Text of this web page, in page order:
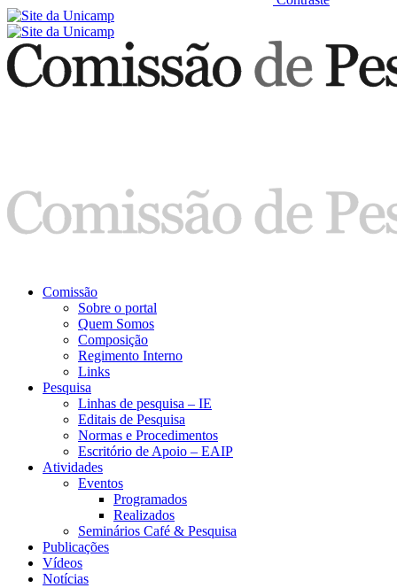
Comissão
Sobre o portal
Quem Somos
Composição
Regimento Interno
Links
Pesquisa
Linhas de pesquisa – IE
Editais de Pesquisa
Normas e Procedimentos
Escritório de Apoio – EAIP
Atividades
Eventos
Programados
Realizados
Seminários Café & Pesquisa
Publicações
Vídeos
Notícias